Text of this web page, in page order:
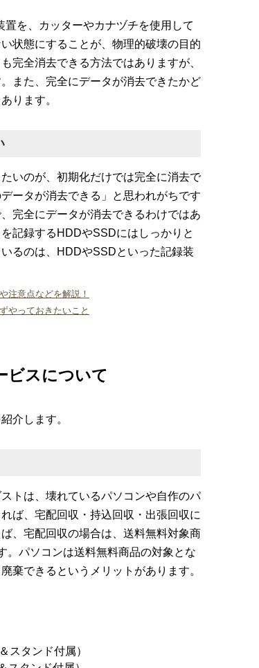
を、カッターやカナヅチを使用して
状態にすることが、物理的破壊の目的
完全消去できる方法ではありますが、
また、完全にデータが消去できたかど
ります。
いのが、初期化だけでは完全に消去で
ータが消去できる」と思われがちです
完全にデータが消去できるわけではあ
記録するHDDやSSDにはしっかりと
るのは、HDDやSSDといった記録装
注意点などを解説！
やっておきたいこと
ビスについて
介します。
トは、壊れているパソコンや自作のパ
ば、宅配回収・持込回収・出張回収に
、宅配回収の場合は、送料無料対象商
。パソコンは送料無料商品の対象とな
棄できるというメリットがあります。
スタンド付属）